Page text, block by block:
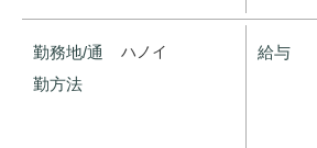
勤務地/通
勤方法
ハノイ 給与